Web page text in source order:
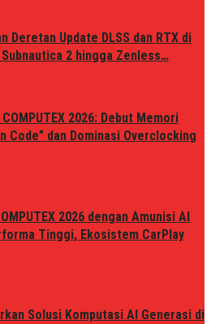
Deretan Update DLSS dan RTX di
2 hingga Zenless…
2026: Debut Memori
Code” dan Dominasi Overclocking
2026 dengan Amunisi AI
Tinggi, Ekosistem CarPlay
Solusi Komputasi AI Generasi di